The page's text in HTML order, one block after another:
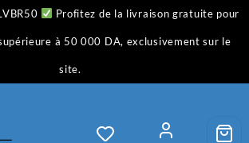
Profitez de la livraison gratuite pour
à 50 000 DA, exclusivement sur le
site.